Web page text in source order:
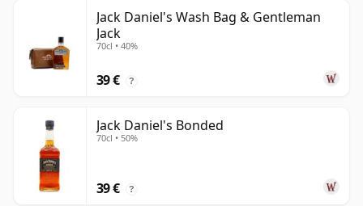
Jack Daniel's Wash Bag & Gentleman
Jack
70cl • 40%
39 € ?
Jack Daniel's Bonded
70cl • 50%
39 € ?